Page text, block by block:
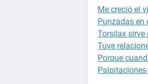
Me creció el
Punzadas en
Torsilax sirve
Tuve
Porque